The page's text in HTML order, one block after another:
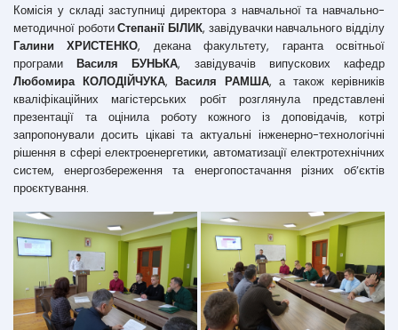
Комісія у складі заступниці директора з навчальної та навчально-
методичної роботиСтепанії БІЛИК, завідувачки навчального відділу
Галини ХРИСТЕНКО, декана факультету, гаранта освітньої
програмиВасиля БУНЬКА, завідувачів випускових кафедр
Любомира КОЛОДІЙЧУКА, Василя РАМША, а також керівників
кваліфікаційних магістерських робіт розглянула представлені
презентації та оцінила роботу кожного із доповідачів, котрі
запропонували досить цікаві та актуальні інженерно-технологічні
рішення в сфері електроенергетики, автоматизації електротехнічних
систем, енергозбереження та енергопостачання різних об’єктів
проєктування.